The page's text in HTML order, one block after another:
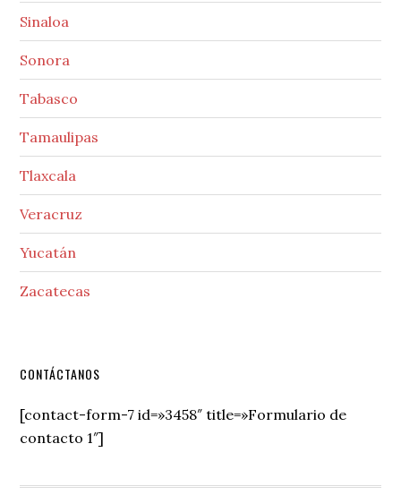
Sinaloa
Sonora
Tabasco
Tamaulipas
Tlaxcala
Veracruz
Yucatán
Zacatecas
Secondary
Sidebar
CONTÁCTANOS
[contact-form-7 id=»3458″ title=»Formulario de
contacto 1″]